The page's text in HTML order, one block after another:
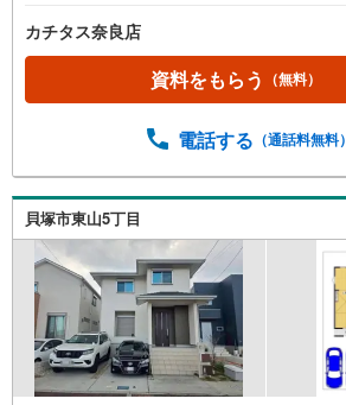
カチタス奈良店
資料をもらう （無料）
電話する （通話料無料）
貝塚市東山5丁目